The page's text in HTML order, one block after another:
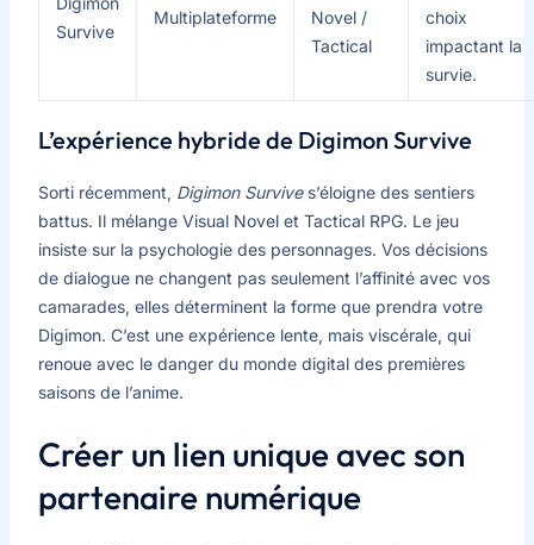
Survive
Multiplateforme
Novel /
Tactical
choix
impactant la
survie.
L’expérience hybride de Digimon Survive
Sorti récemment, Digimon Survives’éloigne des sentiers
battus. Il mélange Visual Novel et Tactical RPG. Le jeu
insiste sur la psychologie des personnages. Vos décisions
de dialogue ne changent pas seulement l’affinité avec vos
camarades, elles déterminent la forme que prendra votre
Digimon. C’est une expérience lente, mais viscérale, qui
renoue avec le danger du monde digital des premières
saisons de l’anime.
Créer un lien unique avec son
partenaire numérique